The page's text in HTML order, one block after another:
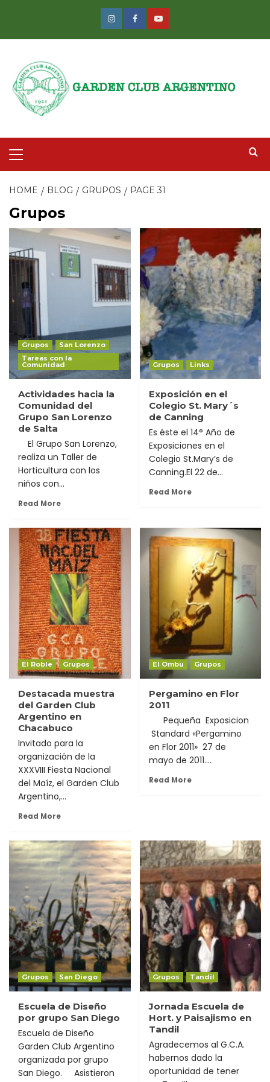
Instagram
FacebookYoutube
Menu
HOME BLOG GRUPOS PAGE 31
Grupos
Grupos
San Lorenzo
Tareas con la
Comunidad
Actividades hacia la
Comunidad del
Grupo San Lorenzo
de Salta
El Grupo San Lorenzo,
realiza un Taller de
Horticultura con los
niños con...
Read More
Grupos Links
Exposición en el
Colegio St. Mary´s
de Canning
Es éste el 14° Año de
Exposiciones en el
Colegio St.Mary’s de
Canning.El 22 de...
Read More
El Roble Grupos
Destacada muestra
del Garden Club
Argentino en
Chacabuco
Invitado para la
organización de la
XXXVIII Fiesta Nacional
del Maíz, el Garden Club
Argentino,...
Read More
El Ombu Grupos
Pergamino en Flor
2011
Pequeña Exposicion
Standard «Pergamino
en Flor 2011» 27 de
mayo de 2011....
Read More
Grupos San Diego
Escuela de Diseño
por grupo San Diego
Escuela de Diseño
Garden Club Argentino
organizada por grupo
San Diego. Asistieron
Grupos Tandil
Jornada Escuela de
Hort. y Paisajismo en
Tandil
Agradecemos al G.C.A.
habernos dado la
oportunidad de tener